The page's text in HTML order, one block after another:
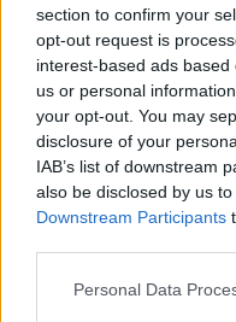
section to confirm your
opt-out request is
interest-based ads
us or personal
your opt-out. You may
disclosure of your
IAB’s list of downstream
also be disclosed by us
Downstream Participants
Please note that this
Personal Data
2019. október 30. szerda, 09:01
Brawn: